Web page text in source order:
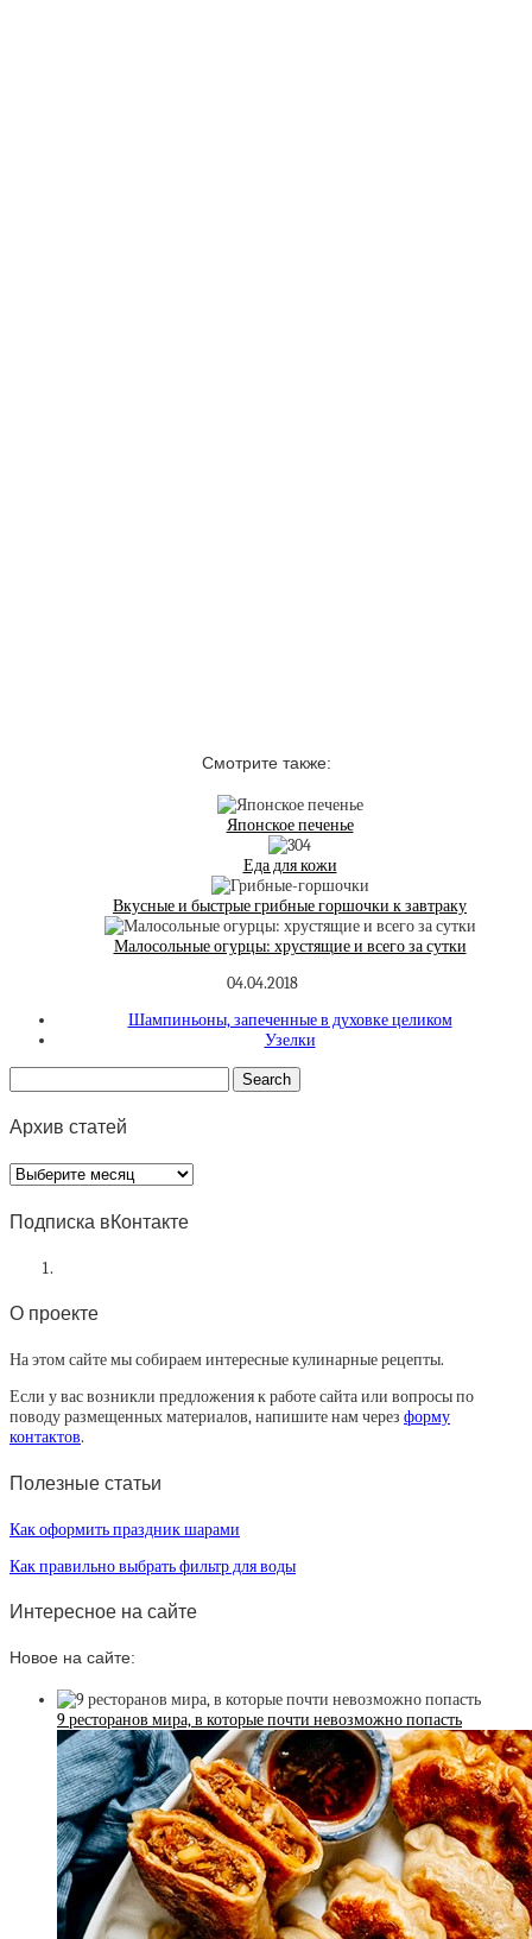
Смотрите также:
Японское печенье
Еда для кожи
Вкусные и быстрые грибные горшочки к завтраку
Малосольные огурцы: хрустящие и всего за сутки
04.04.2018
Шампиньоны, запеченные в духовке целиком
Узелки
Архив статей
Архив
статей
Подписка вКонтакте
О проекте
На этом сайте мы собираем интересные кулинарные рецепты.
Если у вас возникли предложения к работе сайта или вопросы по
поводу размещенных материалов, напишите нам через форму
контактов.
Полезные статьи
Как оформить праздник шарами
Как правильно выбрать фильтр для воды
Интересное на сайте
Новое на сайте:
9 ресторанов мира, в которые почти невозможно попасть